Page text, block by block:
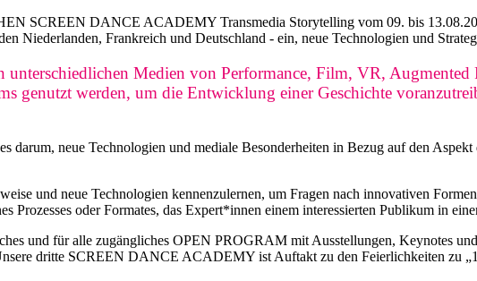
SCREEN DANCE ACADEMY Transmedia Storytelling vom 09. bis
Niederlanden, Frankreich und Deutschland - ein, neue Technologien und
unterschiedlichen Medien von Performance, Film, VR,
genutzt werden, um die Entwicklung einer Geschichte
darum, neue Technologien und mediale Besonderheiten in Bezug auf den
und neue Technologien kennenzulernen, um Fragen nach innovativen
Prozesses oder Formates, das Expert*innen einem interessierten Publikum in
und für alle zugängliches OPEN PROGRAM mit Ausstellungen, Keynotes
dritte SCREEN DANCE ACADEMY ist Auftakt zu den Feierlichkeiten zu